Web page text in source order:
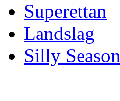
Superettan
Landslag
Silly Season